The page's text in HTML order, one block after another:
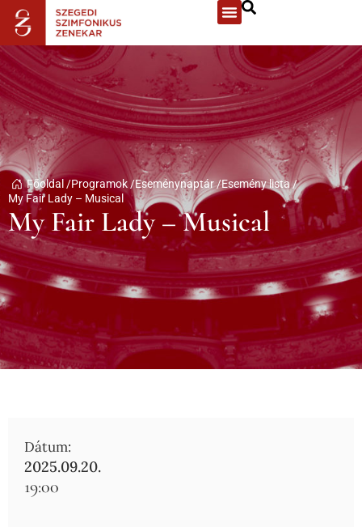
Főoldal /Programok /Eseménynaptár /Esemény lista /
My Fair Lady – Musical
My Fair Lady – Musical
Dátum:
2025.09.20.
19:00